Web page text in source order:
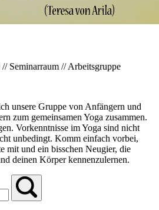
// Seminarraum //Arbeitsgruppe
unsere Gruppe von Anfängern und
zum gemeinsamen Yoga zusammen.
Vorkenntnisse im Yoga sind nicht
unbedingt. Komm einfach vorbei,
mit und ein bisschen Neugier, die
deinen Körper kennenzulernen.